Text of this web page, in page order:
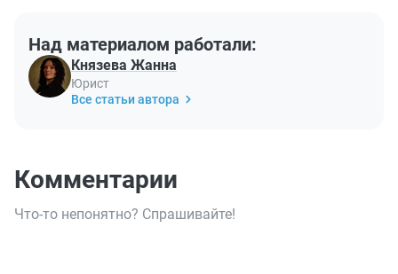
Над материалом работали:
Князева Жанна
Юрист
Все статьи автора
Комментарии
Что-то непонятно? Спрашивайте!